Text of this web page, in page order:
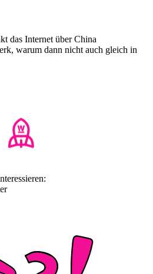
das Internet über China
warum dann nicht auch gleich in